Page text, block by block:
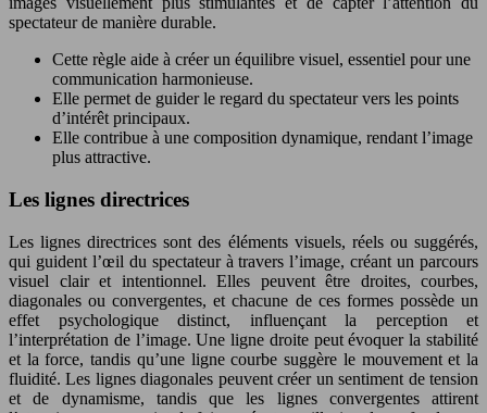
spectateur de manière durable.
Cette règle aide à créer un équilibre visuel, essentiel pour une
communication harmonieuse.
Elle permet de guider le regard du spectateur vers les points
d’intérêt principaux.
Elle contribue à une composition dynamique, rendant l’image
plus attractive.
Les lignes directrices
Les lignes directrices sont des éléments visuels, réels ou suggérés,
qui guident l’œil du spectateur à travers l’image, créant un parcours
visuel clair et intentionnel. Elles peuvent être droites, courbes,
diagonales ou convergentes, et chacune de ces formes possède un
effet psychologique distinct, influençant la perception et
l’interprétation de l’image. Une ligne droite peut évoquer la stabilité
et la force, tandis qu’une ligne courbe suggère le mouvement et la
fluidité. Les lignes diagonales peuvent créer un sentiment de tension
et de dynamisme, tandis que les lignes convergentes attirent